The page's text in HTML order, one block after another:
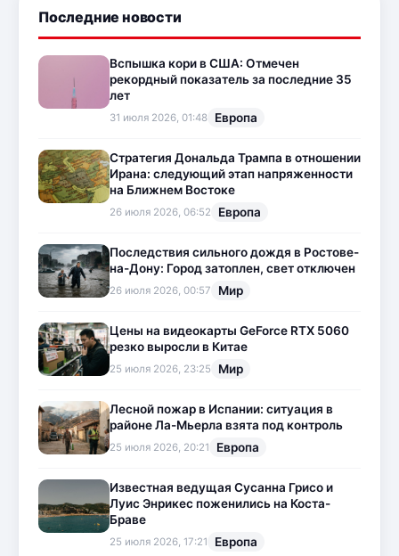
Последние новости
Вспышка кори в США: Отмечен
рекордный показатель за последние 35
лет
31 июля 2026, 01:48 Европа
Стратегия Дональда Трампа в отношении
Ирана: следующий этап напряженности
на Ближнем Востоке
26 июля 2026, 06:52 Европа
Последствия сильного дождя в Ростове-
на-Дону: Город затоплен, свет отключен
26 июля 2026, 00:57 Мир
Цены на видеокарты GeForce RTX 5060
резко выросли в Китае
25 июля 2026, 23:25 Мир
Лесной пожар в Испании: ситуация в
районе Ла-Мьерла взята под контроль
25 июля 2026, 20:21 Европа
Известная ведущая Сусанна Грисо и
Луис Энрикес поженились на Коста-
Браве
25 июля 2026, 17:21 Европа